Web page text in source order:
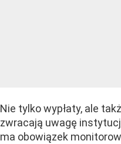
Nie tylko wypłaty, ale
zwracają uwagę
ma obowiązek